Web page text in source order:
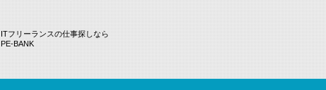
ITフリーランスの仕事探しなら
PE-BANK